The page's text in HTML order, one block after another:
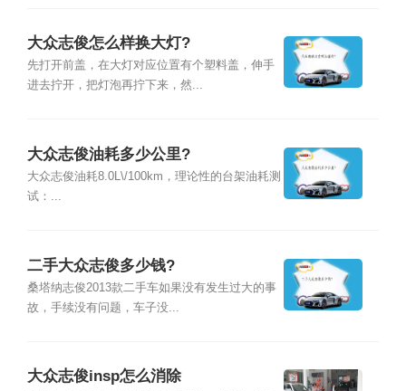
大众志俊怎么样换大灯?
先打开前盖，在大灯对应位置有个塑料盖，伸手
进去拧开，把灯泡再拧下来，然...
大众志俊油耗多少公里?
大众志俊油耗8.0L\/100km，理论性的台架油耗测
试：...
二手大众志俊多少钱?
桑塔纳志俊2013款二手车如果没有发生过大的事
故，手续没有问题，车子没...
大众志俊insp怎么消除